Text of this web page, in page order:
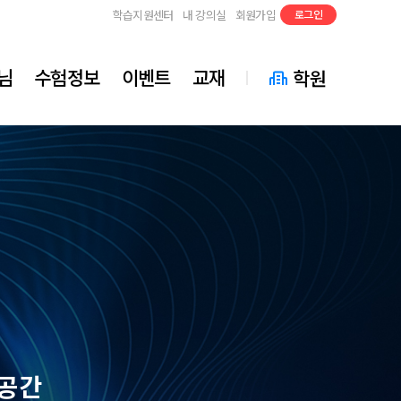
학습지원센터 내 강의실 회원가입 로그인
수험정보 이벤트 교재 학원
간